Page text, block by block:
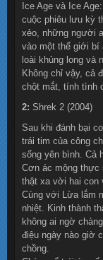
Ice Age và Ice
cuộc phiêu lưu kỳ
xẻo, những người
vào một thế giới bí
loài khủng long và
Không chỉ vậy, cả
chột mắt, tính tình
2: Shrek 2 (2004)
Sau khi đánh bại
trái tim của công
sống yên bình. Cả
Cơn ác mộng thực
thật xa vời hai con
Cùng với Lừa lắm
nhiệt. Kinh thành
không ai ngờ
điệu ngày nào giờ
chồng.